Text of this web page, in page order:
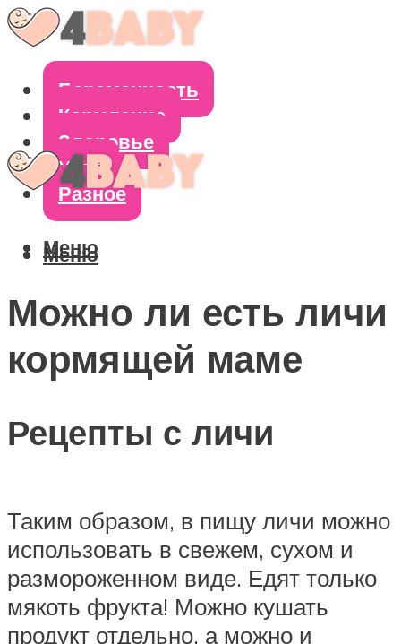
Беременность
Кормление
Здоровье
Уход
Разное
Меню
Меню
Можно ли есть личи
кормящей маме
Рецепты с личи
Таким образом, в пищу личи можно
использовать в свежем, сухом и
размороженном виде. Едят только
мякоть фрукта! Можно кушать
продукт отдельно, а можно и